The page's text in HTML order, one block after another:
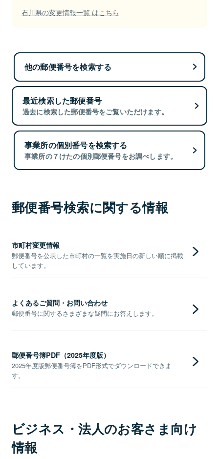
石川県の変更情報一覧 はこちら
他の郵便番号を検索する
最近検索した郵便番号
過去に検索した郵便番号をご覧いただけます。
事業所の個別番号を検索する
事業所の７けたの個別郵便番号をお調べします。
郵便番号検索に関する情報
市町村変更情報
郵便番号を公表した市町村の一覧を実施日の新しい順に掲載
しています。
よくあるご質問・お問い合わせ
郵便番号に関するさまざまな疑問にお答えします。
郵便番号簿PDF（2025年度版）
2025年度版郵便番号簿をPDF形式でダウンロードできま
す。
ビジネス・法人のお客さま向け
情報